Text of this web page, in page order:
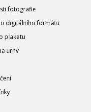
fotografie
digitálního formátu
plaketu
urny